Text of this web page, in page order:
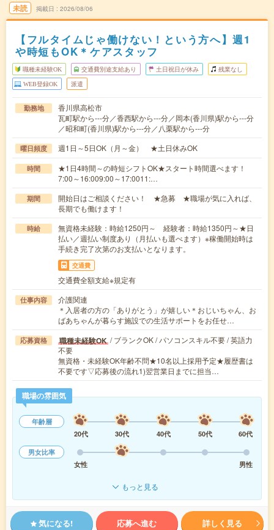
未読 掲載日 2026/08/06
【フルタイムじゃ働けない！という方へ】週1
や時短もOK＊ケアスタッフ
職種未経験OK 交通費別途支給あり 土日祝日が休み 残業なし
WEB登録OK 派遣
勤務地
香川県高松市
瓦町駅から---分／香西駅から---分／岡本(香川県)駅から---分
／昭和町(香川県)駅から---分／八栗駅から---分
曜日頻度 週1日～5日OK（月～金） ★土日休みOK
時間
★1日4時間～の時短シフトOK★スタート時間選べます！
7:00～16:009:00～17:0011:…
期間
開始日はご相談ください！ ★急募 ★職場が気に入れば、
長期でも働けます！
時給
無資格未経験：時給1250円～ 経験者：時給1350円～★日
払い／週払い制度あり（月払いも選べます）※稼働開始時は
手続き完了次第のお支払いとなります。
交通費
交通費全額支給※規定有
仕事内容
介護関連
＊入居者の方の「ありがとう」が嬉しい＊おじいちゃん、お
ばあちゃんが暮らす施設での生活サポートをお任せ…
応募資格 職種未経験OK / ブランクOK / パソコンスキル不要 / 英語力
不要
無資格・未経験OK年齢不問★10名以上採用予定★履歴書は
不要です▽応募後の流れ1)翌営業日までに担当…
職場の雰囲気
年齢層
20代
30代 40代 50代
60代
男女比率
女性
男性
もっと見る
気になる! 応募へ進む 詳しく見る